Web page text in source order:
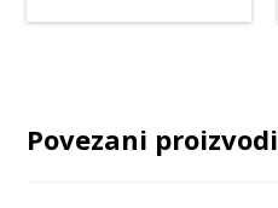
Povezani proizvodi